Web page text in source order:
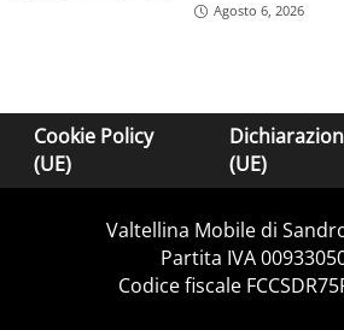
Agosto 6, 2026
Cookie Policy
(UE)
(UE)
Valtellina Mobile di
Partita IVA
Codice fiscale